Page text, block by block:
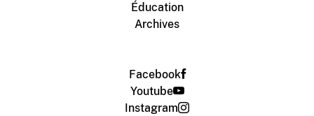
Éducation
Archives
Facebook
Youtube
Instagram